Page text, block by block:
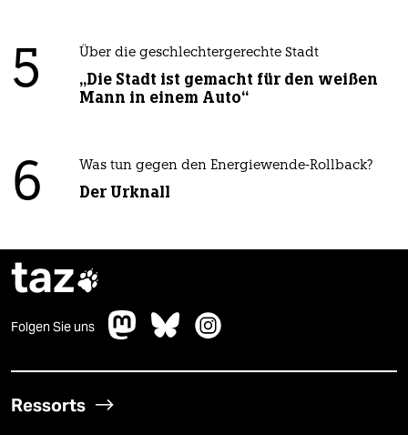
5 Über die geschlechtergerechte Stadt
„Die Stadt ist gemacht für den weißen
Mann in einem Auto“
6 Was tun gegen den Energiewende-Rollback?
Der Urknall
taz
Folgen Sie uns
Ressorts